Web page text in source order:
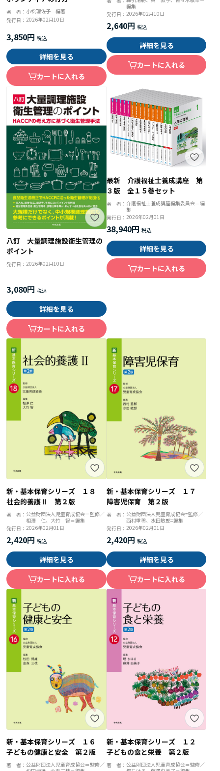
著 者： 小松理佐子＝編著
発行日：2026年02月10日
3,850円
詳細を見る
カートに入れる
課程対応
編集
発行日： 2026年02月10日
2,640円
詳細を見る
カートに入れる
八訂 大量調理施設衛生管理の
ポイント
発行日：2026年02月10日
3,080円
詳細を見る
カートに入れる
最新 介護福祉士養成講座 第
３版 全１５巻セット
著 者： 介護福祉士養成講座編集委員会＝編
集
発行日： 2026年02月01日
38,940円
詳細を見る
カートに入れる
新・基本保育シリーズ １８
社会的養護Ⅱ 第２版
著 者：公益財団法人児童育成協会＝監修／
相澤 仁、大竹 智＝編集
発行日：2026年02月01日
2,420円
詳細を見る
カートに入れる
新・基本保育シリーズ １７
障害児保育 第２版
著 者： 公益財団法人児童育成協会=監修／
西村重稀、水田敏郎=編集
発行日： 2026年02月01日
2,420円
詳細を見る
カートに入れる
新・基本保育シリーズ １６
子どもの健康と安全 第２版
著 者：公益財団法人児童育成協会＝監修／
新・基本保育シリーズ １２
子どもの食と栄養 第２版
著 者： 公益財団法人児童育成協会＝監修／